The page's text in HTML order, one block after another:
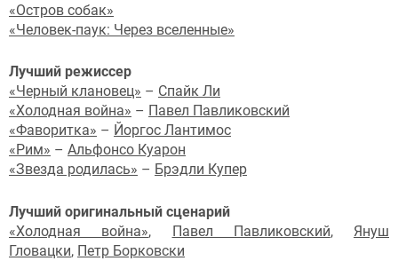
«Остров собак»
«Человек-паук: Через вселенные»
Лучший режиссер
«Черный клановец» – Спайк Ли
«Холодная война» – Павел Павликовский
«Фаворитка» – Йоргос Лантимос
«Рим» – Альфонсо Куарон
«Звезда родилась» – Брэдли Купер
Лучший оригинальный сценарий
«Холодная война», Павел Павликовский, Януш
Гловацки, Петр Борковски